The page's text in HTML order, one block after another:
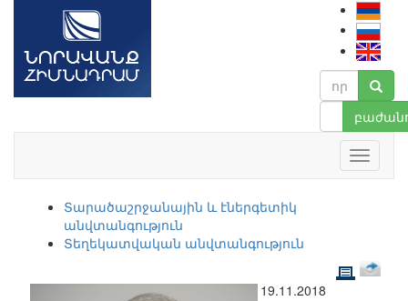
Տարածաշրջանային և էներգետիկ
անվտանգություն
Տեղեկատվական անվտանգություն
19.11.2018